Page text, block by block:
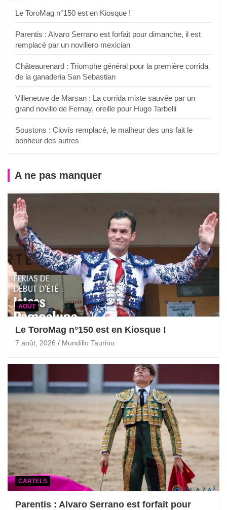
Le ToroMag n°150 est en Kiosque !
Parentis : Alvaro Serrano est forfait pour dimanche, il est
remplacé par un novillero mexician
Châteaurenard : Triomphe général pour la première corrida
de la ganaderia San Sebastian
Villeneuve de Marsan : La corrida mixte sauvée par un
grand novillo de Fernay, oreille pour Hugo Tarbelli
Soustons : Clovis remplacé, le malheur des uns fait le
bonheur des autres
A ne pas manquer
AOÛT
Le ToroMag n°150 est en Kiosque !
7 août, 2026 Mundillo Taurino
CARTELS
Parentis : Alvaro Serrano est forfait pour